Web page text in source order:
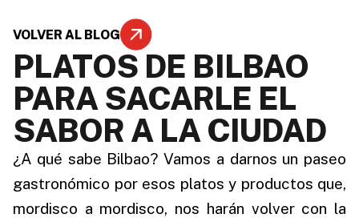
VOLVER AL BLOG
PLATOS DE BILBAO
PARA SACARLE EL
SABOR A LA CIUDAD
¿A qué sabe Bilbao? Vamos a darnos un paseo
gastronómico por esos platos y productos que,
mordisco a mordisco, nos harán volver con la